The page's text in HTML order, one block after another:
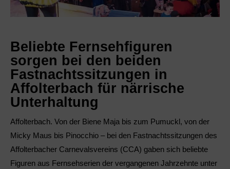
Beliebte Fernsehfiguren
sorgen bei den beiden
Fastnachtssitzungen in
Affolterbach für närrische
Unterhaltung
Affolterbach. Von der Biene Maja bis zum Pumuckl, von der
Micky Maus bis Pinocchio – bei den Fastnachtssitzungen des
Affolterbacher Carnevalsvereins (CCA) gaben sich beliebte
Figuren aus Fernsehserien der vergangenen Jahrzehnte unter